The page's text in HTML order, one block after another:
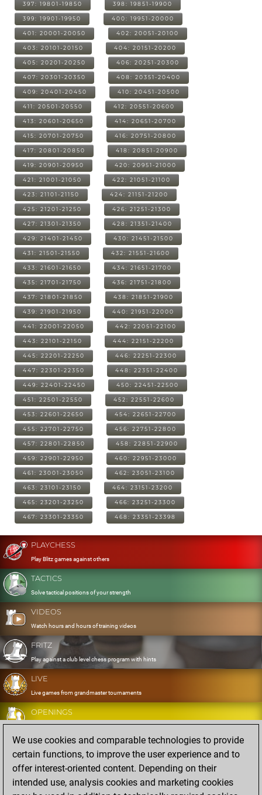
397: 19801-19850 398: 19851-19900
399: 19901-19950 400: 19951-20000
401: 20001-20050 402: 20051-20100
403: 20101-20150 404: 20151-20200
405: 20201-20250 406: 20251-20300
407: 20301-20350 408: 20351-20400
409: 20401-20450 410: 20451-20500
411: 20501-20550 412: 20551-20600
413: 20601-20650 414: 20651-20700
415: 20701-20750 416: 20751-20800
417: 20801-20850 418: 20851-20900
419: 20901-20950 420: 20951-21000
421: 21001-21050 422: 21051-21100
423: 21101-21150 424: 21151-21200
425: 21201-21250 426: 21251-21300
427: 21301-21350 428: 21351-21400
429: 21401-21450 430: 21451-21500
431: 21501-21550 432: 21551-21600
433: 21601-21650 434: 21651-21700
435: 21701-21750 436: 21751-21800
437: 21801-21850 438: 21851-21900
439: 21901-21950 440: 21951-22000
441: 22001-22050 442: 22051-22100
443: 22101-22150 444: 22151-22200
445: 22201-22250 446: 22251-22300
447: 22301-22350 448: 22351-22400
449: 22401-22450 450: 22451-22500
451: 22501-22550 452: 22551-22600
453: 22601-22650 454: 22651-22700
455: 22701-22750 456: 22751-22800
457: 22801-22850 458: 22851-22900
459: 22901-22950 460: 22951-23000
461: 23001-23050 462: 23051-23100
463: 23101-23150 464: 23151-23200
465: 23201-23250 466: 23251-23300
467: 23301-23350 468: 23351-23398
PLAYCHESS
Play Blitz games against others
TACTICS
Solve tactical positions of your strength
VIDEOS
Watch hours and hours of training videos
FRITZ
Play against a club level chess program with hints
LIVE
Live games from grandmaster tournaments
OPENINGS
Develop and exercise your openings
DATABASE
Eight million strong games
MYGAMES
Store and analyse your own games in the cloud
We use cookies and comparable technologies to provide
certain functions, to improve the user experience and to
offer interest-oriented content. Depending on their
intended use, analysis cookies and marketing cookies